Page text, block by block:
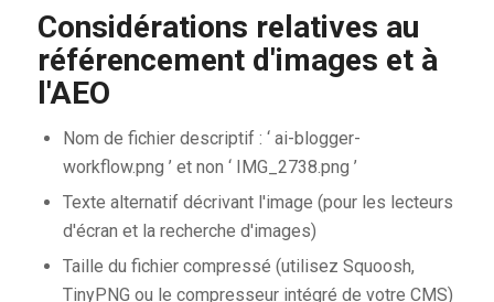
Considérations relatives au
référencement d'images et à
l'AEO
Nom de fichier descriptif : ‘ ai-blogger-
workflow.png ’ et non ‘ IMG_2738.png ’
Texte alternatif décrivant l'image (pour les lecteurs
d'écran et la recherche d'images)
Taille du fichier compressé (utilisez Squoosh,
TinyPNG ou le compresseur intégré de votre CMS)